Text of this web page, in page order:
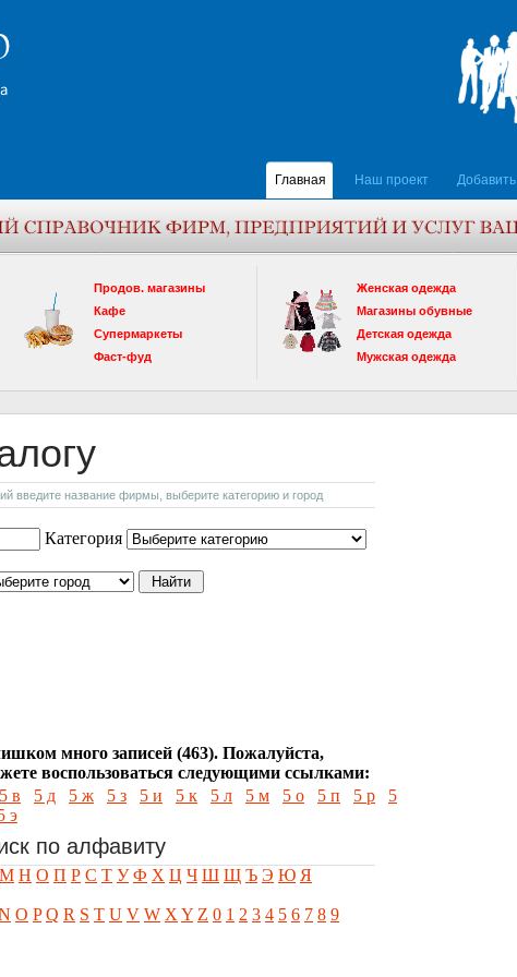
Главная Наш проект Добавить
Продов. магазины
Кафе
Супермаркеты
Фаст-фуд
Женская одежда
Магазины обувные
Детская одежда
Мужская одежда
введите название фирмы, выберите категорию и город
Категория
много записей (463). Пожалуйста,
воспользоваться следующими ссылками:
5 в 5 д 5 ж 5 з 5 и 5 к 5 л 5 м 5 о 5 п 5 р
5
э
по алфавиту
М Н О П Р С Т У Ф Х Ц Ч Ш Щ Ъ Э Ю Я
O P Q R S T U V W X Y Z 0 1 2 3 4 5 6 7 8 9